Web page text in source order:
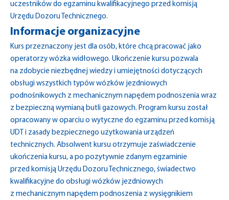
uczestników do egzaminu kwalifikacyjnego przed komisją
Urzędu Dozoru Technicznego.
Informacje organizacyjne
Kurs przeznaczony jest dla osób, które chcą pracować jako
operatorzy wózka widłowego. Ukończenie kursu pozwala
na zdobycie niezbędnej wiedzy i umiejętności dotyczących
obsługi wszystkich typów wózków jezdniowych
podnośnikowych z mechanicznym napędem podnoszenia wraz
z bezpieczną wymianą butli gazowych. Program kursu został
opracowany w oparciu o wytyczne do egzaminu przed komisją
UDT i zasady bezpiecznego użytkowania urządzeń
technicznych. Absolwent kursu otrzymuje zaświadczenie
ukończenia kursu, a po pozytywnie zdanym egzaminie
przed komisją Urzędu Dozoru Technicznego, świadectwo
kwalifikacyjne do obsługi wózków jezdniowych
z mechanicznym napędem podnoszenia z wysięgnikiem